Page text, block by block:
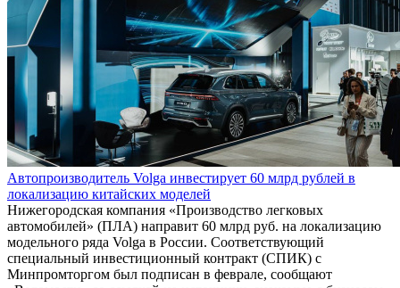
Автопроизводитель Volga инвестирует 60 млрд рублей в
локализацию китайских моделей
Нижегородская компания «Производство легковых
автомобилей» (ПЛА) направит 60 млрд руб. на локализацию
модельного ряда Volga в России. Соответствующий
специальный инвестиционный контракт (СПИК) с
Минпромторгом был подписан в феврале, сообщают